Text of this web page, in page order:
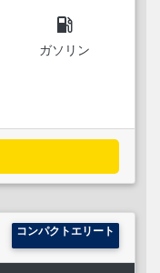
local_gas_station
ガソリン
コンパクトエリート